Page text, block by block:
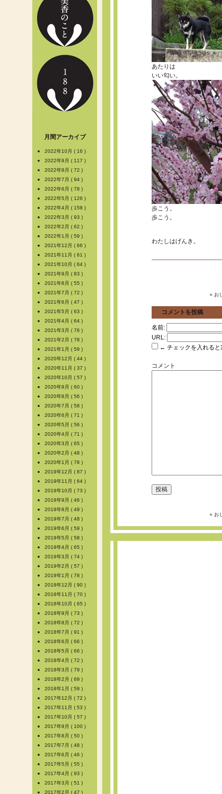
あたりは
いい匂い。
歩こう。
歩こう。
わたしはげんき。
« お
コメントを投稿
名前:
URL:
← チェックを入れる
コメント
« お
月間アーカイブ
2022年10月 ( 16 )
2022年9月 ( 117 )
2022年8月 ( 72 )
2022年7月 ( 94 )
2022年6月 ( 78 )
2022年5月 ( 126 )
2022年4月 ( 158 )
2022年3月 ( 93 )
2022年2月 ( 62 )
2022年1月 ( 59 )
2021年12月 ( 66 )
2021年11月 ( 61 )
2021年10月 ( 64 )
2021年9月 ( 83 )
2021年8月 ( 55 )
2021年7月 ( 72 )
2021年6月 ( 47 )
2021年5月 ( 63 )
2021年4月 ( 64 )
2021年3月 ( 76 )
2021年2月 ( 78 )
2021年1月 ( 59 )
2020年12月 ( 44 )
2020年11月 ( 37 )
2020年10月 ( 57 )
2020年9月 ( 60 )
2020年8月 ( 56 )
2020年7月 ( 58 )
2020年6月 ( 71 )
2020年5月 ( 56 )
2020年4月 ( 71 )
2020年3月 ( 65 )
2020年2月 ( 48 )
2020年1月 ( 78 )
2019年12月 ( 87 )
2019年11月 ( 64 )
2019年10月 ( 73 )
2019年9月 ( 46 )
2019年8月 ( 49 )
2019年7月 ( 48 )
2019年6月 ( 59 )
2019年5月 ( 58 )
2019年4月 ( 65 )
2019年3月 ( 74 )
2019年2月 ( 57 )
2019年1月 ( 78 )
2018年12月 ( 90 )
2018年11月 ( 70 )
2018年10月 ( 65 )
2018年9月 ( 73 )
2018年8月 ( 72 )
2018年7月 ( 91 )
2018年6月 ( 66 )
2018年5月 ( 66 )
2018年4月 ( 72 )
2018年3月 ( 79 )
2018年2月 ( 69 )
2018年1月 ( 59 )
2017年12月 ( 72 )
2017年11月 ( 53 )
2017年10月 ( 57 )
2017年9月 ( 100 )
2017年8月 ( 50 )
2017年7月 ( 48 )
2017年6月 ( 46 )
2017年5月 ( 55 )
2017年4月 ( 93 )
2017年3月 ( 51 )
2017年2月 ( 47 )